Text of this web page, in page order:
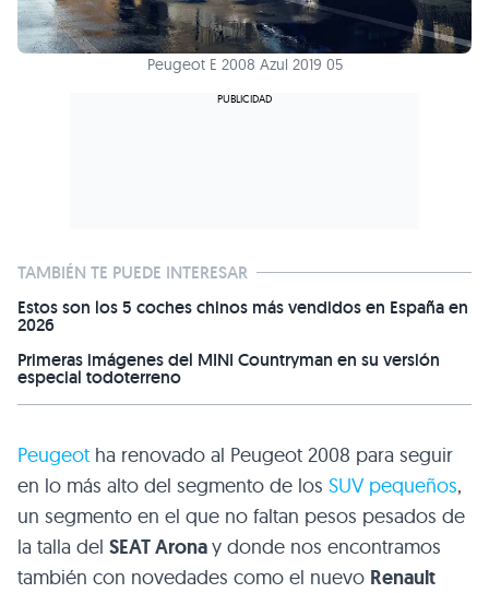
Peugeot E 2008 Azul 2019 05
TAMBIÉN TE PUEDE INTERESAR
Estos son los 5 coches chinos más vendidos en España en
2026
Primeras imágenes del MINI Countryman en su versión
especial todoterreno
Peugeot ha renovado al Peugeot 2008 para seguir
en lo más alto del segmento de los SUV pequeños,
un segmento en el que no faltan pesos pesados de
la talla del SEAT Aronay donde nos encontramos
también con novedades como el nuevo Renault